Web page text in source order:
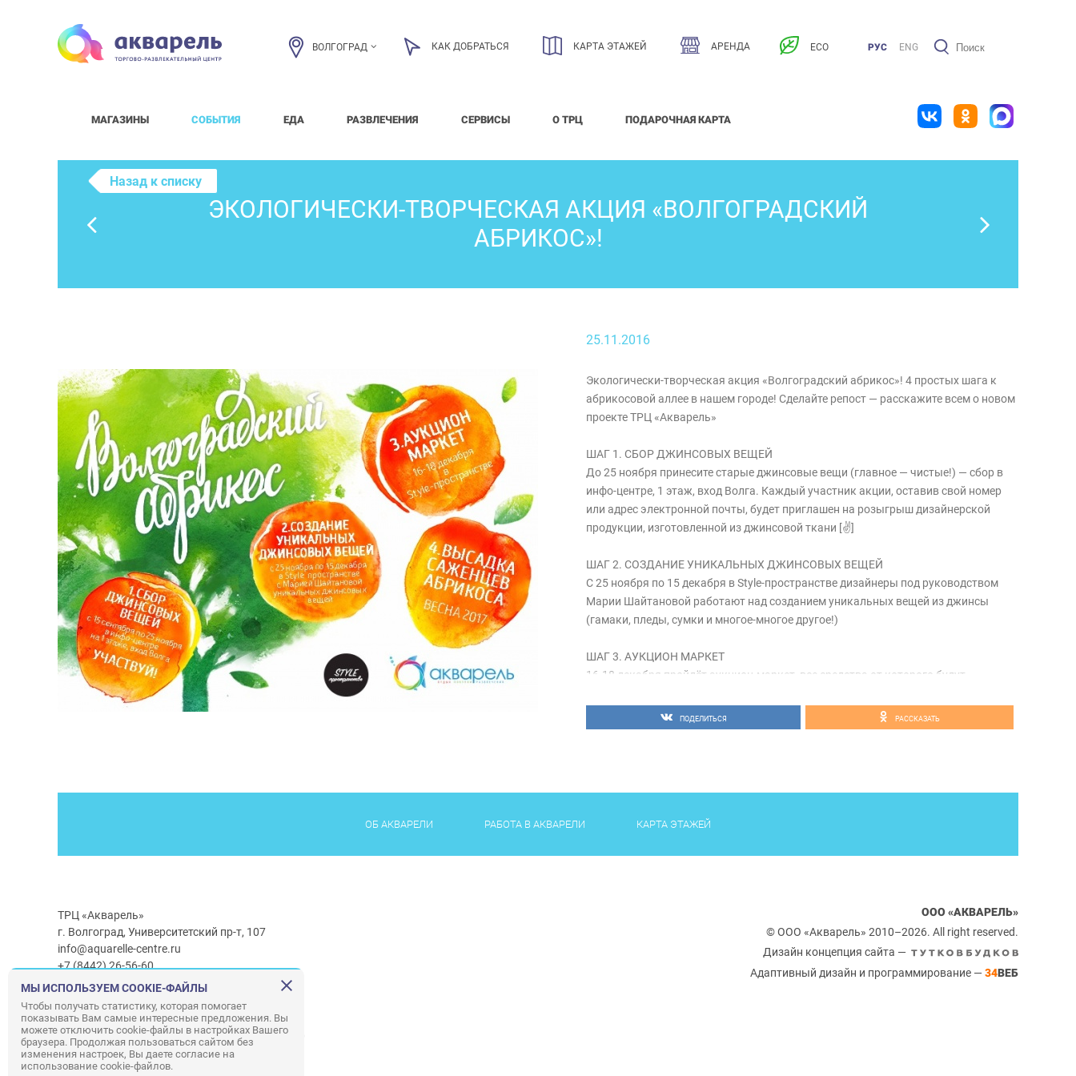
ВОЛГОГРАД КАК ДОБРАТЬСЯ КАРТА ЭТАЖЕЙ АРЕНДА ECO РУС ENG
МАГАЗИНЫ СОБЫТИЯ ЕДА РАЗВЛЕЧЕНИЯ СЕРВИСЫ О ТРЦ ПОДАРОЧНАЯ КАРТА
Назад к списку
ЭКОЛОГИЧЕСКИ-ТВОРЧЕСКАЯ АКЦИЯ «ВОЛГОГРАДСКИЙ
АБРИКОС»!
25.11.2016
Экологически-творческая акция «Волгоградский абрикос»! 4 простых шага к
абрикосовой аллее в нашем городе! Сделайте репост — расскажите всем о новом
проекте ТРЦ «Акварель»
ШАГ 1. СБОР ДЖИНСОВЫХ ВЕЩЕЙ
До 25 ноября принесите старые джинсовые вещи (главное — чистые!) — сбор в
инфо-центре, 1 этаж, вход Волга. Каждый участник акции, оставив свой номер
или адрес электронной почты, будет приглашен на розыгрыш дизайнерской
продукции, изготовленной из джинсовой ткани [✌]
ШАГ 2. СОЗДАНИЕ УНИКАЛЬНЫХ ДЖИНСОВЫХ ВЕЩЕЙ
С 25 ноября по 15 декабря в Style-пространстве дизайнеры под руководством
Марии Шайтановой работают над созданием уникальных вещей из джинсы
(гамаки, пледы, сумки и многое-многое другое!)
ШАГ 3. АУКЦИОН МАРКЕТ
16-18 декабря пройдёт аукцион-маркет, все средства от которого будут
ПОДЕЛИТЬСЯ РАССКАЗАТЬ
ОБ АКВАРЕЛИ РАБОТА В АКВАРЕЛИ КАРТА ЭТАЖЕЙ
ТРЦ «Акварель»
г. Волгоград, Университетский пр-т, 107
info@aquarelle-centre.ru
+7 (8442) 26-56-60
Часы работы ТРЦ: с 10:00 до 22:00
Часы работы г/м Ашан:с 08:00 до 23:00
Часы работыг/мЛемана ПРО:с 08:00 до 22:00
Правила посещения ТРЦ «Акварель»
ООО «АКВАРЕЛЬ»
© ООО «Акварель» 2010–2026. All right reserved.
Дизайн концепция сайта —
Адаптивный дизайн и программирование — 34ВЕБ
МЫ ИСПОЛЬЗУЕМ COOKIE-ФАЙЛЫ
Чтобы получать статистику, которая помогает
показывать Вам самые интересные предложения. Вы
можете отключить cookie-файлы в настройках Вашего
браузера. Продолжая пользоваться сайтом без
изменения настроек, Вы даете согласие на
использование cookie-файлов.